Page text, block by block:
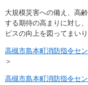
大規模災害への備え、高
する期待の高まりに対し
ビスの向上を図ってまいり
高槻市島本町消防指令セ
＞
高槻市島本町消防指令セ